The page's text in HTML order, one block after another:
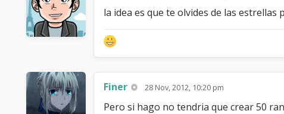
la idea es que te olvides de las
Finer 28 Nov, 2012, 10:20 pm
Pero si hago no tendria que crear 50